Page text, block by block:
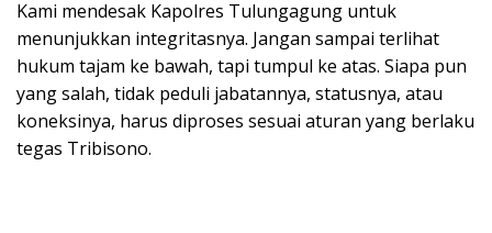
Kami mendesak Kapolres Tulungagung untuk
menunjukkan integritasnya. Jangan sampai terlihat
hukum tajam ke bawah, tapi tumpul ke atas. Siapa pun
yang salah, tidak peduli jabatannya, statusnya, atau
koneksinya, harus diproses sesuai aturan yang berlaku
tegas Tribisono.